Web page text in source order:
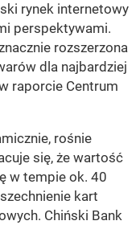
rynek internetowy
perspektywami.
rozszerzona
dla najbardziej
raporcie Centrum
rośnie
się, że wartość
w tempie ok. 40
kart
Chiński Bank